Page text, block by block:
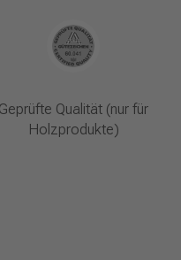
Geprüfte Qualität (nur für
Holzprodukte)